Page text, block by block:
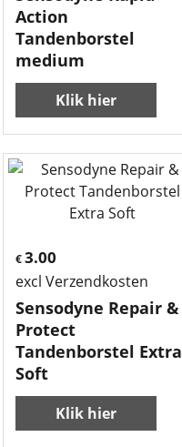
Action
Tandenborstel
medium
Klik hier
€ 3.00
excl Verzendkosten
Sensodyne Repair &
Protect
Tandenborstel Extra
Soft
Klik hier